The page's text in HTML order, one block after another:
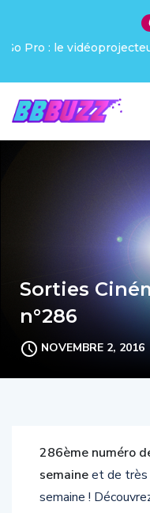
Creative Pebble X : j’ai
Sorties
n°286
semaine et de très
semaine !
pas louper en ce